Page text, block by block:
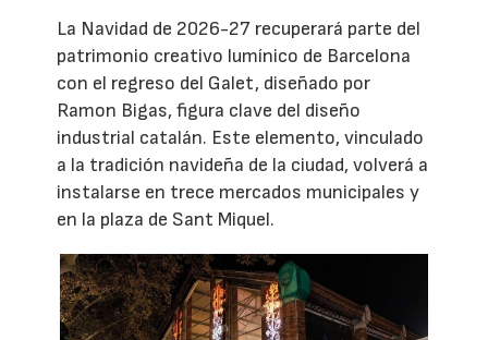
La Navidad de 2026-27 recuperará parte del
patrimonio creativo lumínico de Barcelona
con el regreso del Galet, diseñado por
Ramon Bigas, figura clave del diseño
industrial catalán. Este elemento, vinculado
a la tradición navideña de la ciudad, volverá a
instalarse en trece mercados municipales y
en la plaza de Sant Miquel.